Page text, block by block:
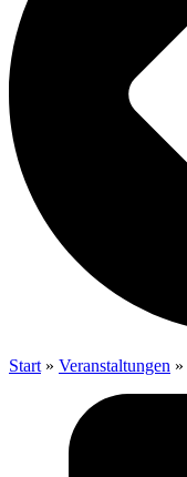
Start » Veranstaltungen »